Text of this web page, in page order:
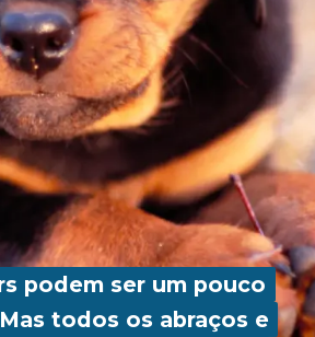
podem ser um pouco
todos os abraços e
podem ser um pouco
todos os abraços e